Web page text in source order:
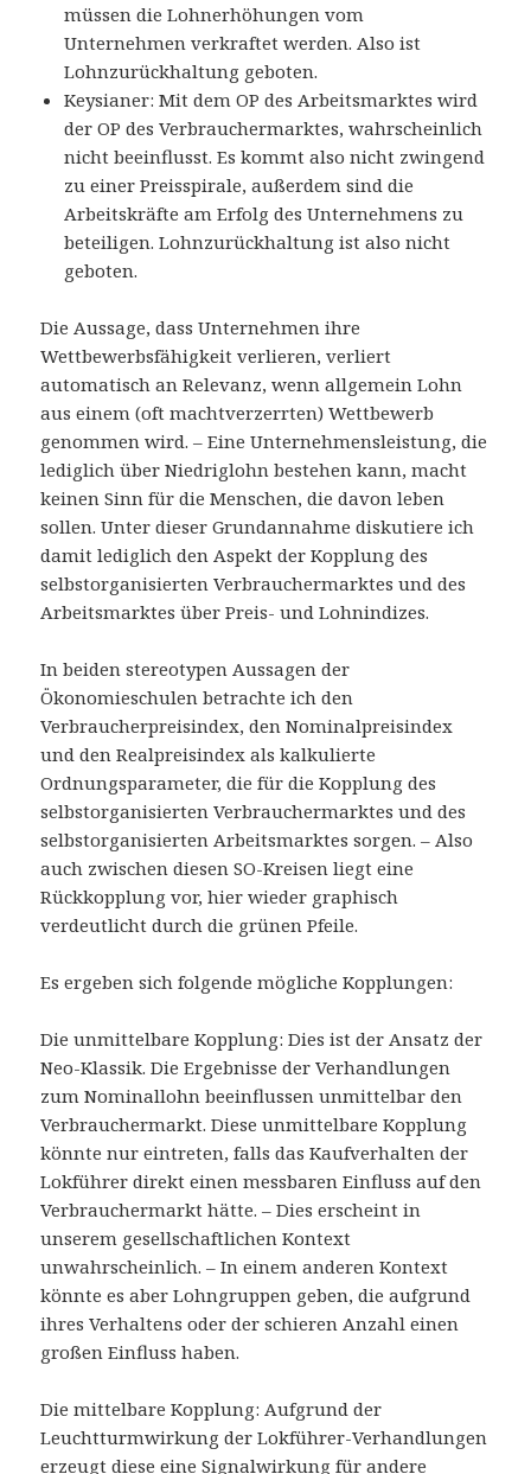
müssen die Lohnerhöhungen vom
Unternehmen verkraftet werden. Also ist
Lohnzurückhaltung geboten.
Keysianer: Mit dem OP des Arbeitsmarktes wird
der OP des Verbrauchermarktes, wahrscheinlich
nicht beeinflusst. Es kommt also nicht zwingend
zu einer Preisspirale, außerdem sind die
Arbeitskräfte am Erfolg des Unternehmens zu
beteiligen. Lohnzurückhaltung ist also nicht
geboten.
Die Aussage, dass Unternehmen ihre
Wettbewerbsfähigkeit verlieren, verliert
automatisch an Relevanz, wenn allgemein Lohn
aus einem (oft machtverzerrten) Wettbewerb
genommen wird. – Eine Unternehmensleistung, die
lediglich über Niedriglohn bestehen kann, macht
keinen Sinn für die Menschen, die davon leben
sollen. Unter dieser Grundannahme diskutiere ich
damit lediglich den Aspekt der Kopplung des
selbstorganisierten Verbrauchermarktes und des
Arbeitsmarktes über Preis- und Lohnindizes.
In beiden stereotypen Aussagen der
Ökonomieschulen betrachte ich den
Verbraucherpreisindex, den Nominalpreisindex
und den Realpreisindex als kalkulierte
Ordnungsparameter, die für die Kopplung des
selbstorganisierten Verbrauchermarktes und des
selbstorganisierten Arbeitsmarktes sorgen. – Also
auch zwischen diesen SO-Kreisen liegt eine
Rückkopplung vor, hier wieder graphisch
verdeutlicht durch die grünen Pfeile.
Es ergeben sich folgende mögliche Kopplungen:
Die unmittelbare Kopplung: Dies ist der Ansatz der
Neo-Klassik. Die Ergebnisse der Verhandlungen
zum Nominallohn beeinflussen unmittelbar den
Verbrauchermarkt. Diese unmittelbare Kopplung
könnte nur eintreten, falls das Kaufverhalten der
Lokführer direkt einen messbaren Einfluss auf den
Verbrauchermarkt hätte. – Dies erscheint in
unserem gesellschaftlichen Kontext
unwahrscheinlich. – In einem anderen Kontext
könnte es aber Lohngruppen geben, die aufgrund
ihres Verhaltens oder der schieren Anzahl einen
großen Einfluss haben.
Die mittelbare Kopplung: Aufgrund der
Leuchtturmwirkung der Lokführer-Verhandlungen
erzeugt diese eine Signalwirkung für andere